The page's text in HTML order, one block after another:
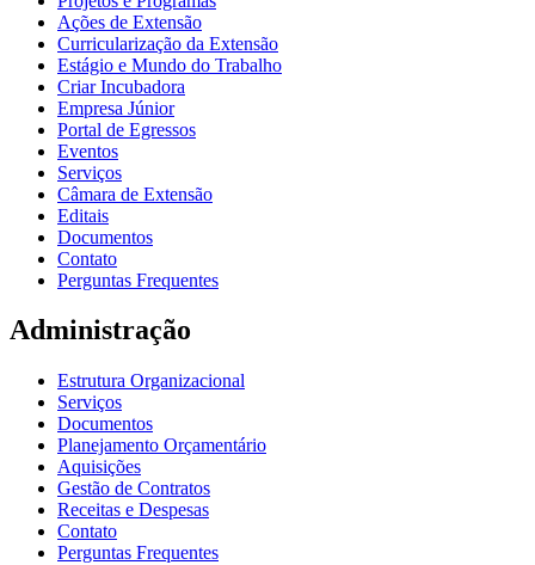
Ações de Extensão
Curricularização da Extensão
Estágio e Mundo do Trabalho
Criar Incubadora
Empresa Júnior
Portal de Egressos
Eventos
Serviços
Câmara de Extensão
Editais
Documentos
Contato
Perguntas Frequentes
Administração
Estrutura Organizacional
Serviços
Documentos
Planejamento Orçamentário
Aquisições
Gestão de Contratos
Receitas e Despesas
Contato
Perguntas Frequentes